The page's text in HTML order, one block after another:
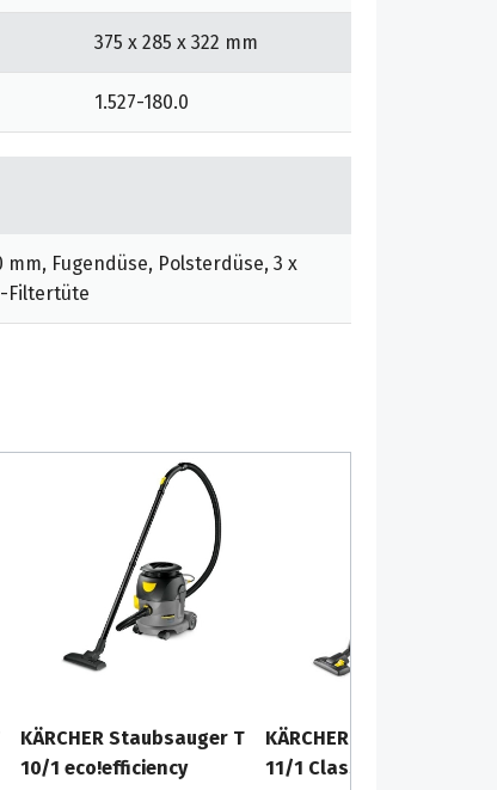
375 x 285 x 322 mm
1.527-180.0
Fugendüse, Polsterdüse, 3 x
Filtertüte
KÄRCHER Staubsauger T
10/1 eco!efficiency
KÄRCHER Staubsauger T
11/1 Classic HEPA